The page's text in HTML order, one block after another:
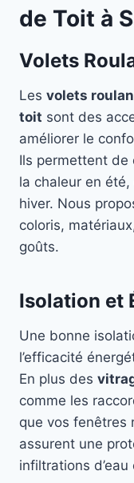
de Toit à
Volets
Les volets
toit sont des
améliorer le
Ils permettent de
la chaleur en été,
hiver. Nous
coloris,
goûts.
Isolation et
Une bonne
l’efficacité
En plus des
comme les
que vos fenêtres
assurent une
infiltrations d’eau